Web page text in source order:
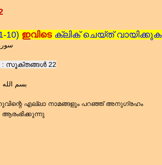
10) ഇവിടെ ക്ലിക് ചെയ്ത് വായിക്കുക
: സൂക്തങ്ങൾ 22
بسم الله
എല്ലാ നാമങ്ങളും പറഞ്ഞ് അനുഗ്രഹം